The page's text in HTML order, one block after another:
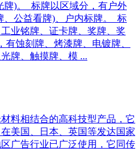
牌)。 标牌以区域分，有户外
、公益看牌)、户内标牌。 标
业铭牌、证卡牌、奖牌、奖
蚀刻牌、烤漆牌、电镀牌、
牌、触摸牌、模 ...
料相结合的高科技型产品，它
美国、日本、英国等发达国家
广告行业已广泛使用，它同传